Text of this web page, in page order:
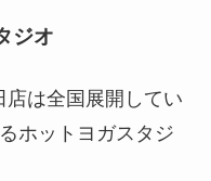
ジオ
店は全国展開してい
ホットヨガスタジ